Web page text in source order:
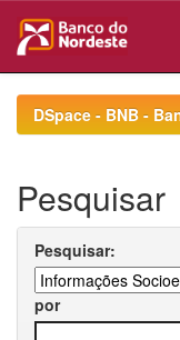
navigationDSpace - BNB -
Pesquisar
Pesquisar:
por